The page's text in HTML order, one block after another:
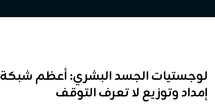
لوجستيات الجسد البشري: أعظم شبكة
إمداد وتوزيع لا تعرف التوقف